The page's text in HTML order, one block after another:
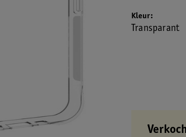
Kleur
Transparant